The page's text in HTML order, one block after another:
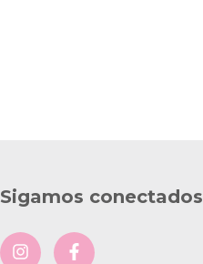
Sigamos conectados